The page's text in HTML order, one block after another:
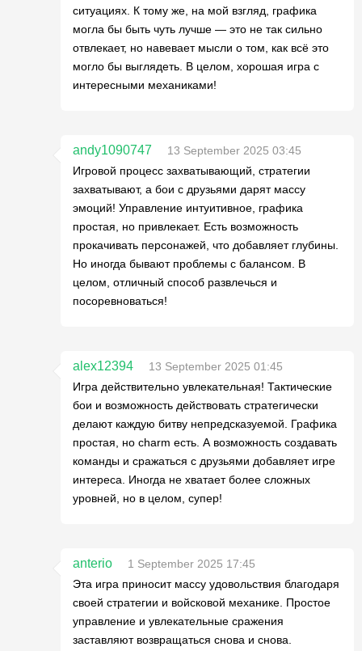
ситуациях. К тому же, на мой взгляд, графика
могла бы быть чуть лучше — это не так сильно
отвлекает, но навевает мысли о том, как всё это
могло бы выглядеть. В целом, хорошая игра с
интересными механиками!
andy1090747
13 September 2025 03:45
Игровой процесс захватывающий, стратегии
захватывают, а бои с друзьями дарят массу
эмоций! Управление интуитивное, графика
простая, но привлекает. Есть возможность
прокачивать персонажей, что добавляет глубины.
Но иногда бывают проблемы с балансом. В
целом, отличный способ развлечься и
посоревноваться!
alex12394
13 September 2025 01:45
Игра действительно увлекательная! Тактические
бои и возможность действовать стратегически
делают каждую битву непредсказуемой. Графика
простая, но charm есть. А возможность создавать
команды и сражаться с друзьями добавляет игре
интереса. Иногда не хватает более сложных
уровней, но в целом, супер!
anterio
1 September 2025 17:45
Эта игра приносит массу удовольствия благодаря
своей стратегии и войсковой механике. Простое
управление и увлекательные сражения
заставляют возвращаться снова и снова.